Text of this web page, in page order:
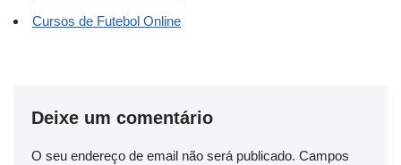
Cursos de Futebol Online
Deixe um comentário
O seu endereço de email não será publicado. Campos